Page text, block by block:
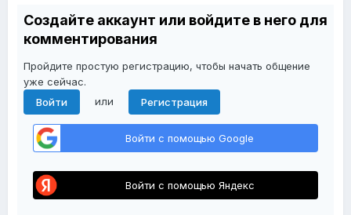
Создайте аккаунт или войдите в него для
комментирования
Пройдите простую регистрацию, чтобы начать общение
уже сейчас.
Войти
или Регистрация
Войти с помощью Google
Войти с помощью Яндекс